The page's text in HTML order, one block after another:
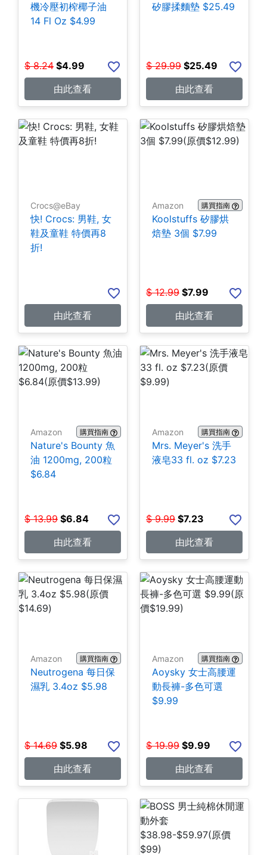
機冷壓初榨椰子油
14 Fl Oz $4.99
$ 8.24 $4.99
由此查看
矽膠揉麵墊 $25.49
$ 29.99 $25.49
由此查看
Crocs@eBay
快! Crocs: 男鞋, 女
鞋及童鞋 特價再8
折!
由此查看
Amazon 購買指南
Koolstuffs 矽膠烘
焙墊 3個 $7.99
$ 12.99 $7.99
由此查看
Amazon 購買指南
Nature's Bounty 魚
油 1200mg, 200粒
$6.84
$ 13.99 $6.84
由此查看
Amazon 購買指南
Mrs. Meyer's 洗手
液皂33 fl. oz $7.23
$ 9.99 $7.23
由此查看
Amazon 購買指南
Neutrogena 每日保
濕乳 3.4oz $5.98
$ 14.69 $5.98
由此查看
Amazon 購買指南
Aoysky 女士高腰運
動長褲-多色可選
$9.99
$ 19.99 $9.99
由此查看